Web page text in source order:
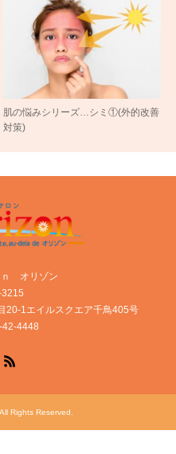
肌の悩みシリーズ…シミ①(外的改善
対策)
ｎ オリゾン
20-1エイルスクエア千鳥405号
42-4448
. All Rights Reserved.